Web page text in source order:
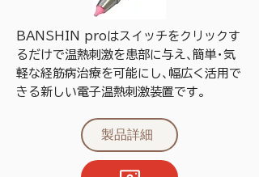
BANSHIN proはスイッチをクリックす
るだけで温熱刺激を患部に与え､簡単･気
軽な経筋病治療を可能にし､幅広く活用で
きる新しい電子温熱刺激装置です。
製品詳細